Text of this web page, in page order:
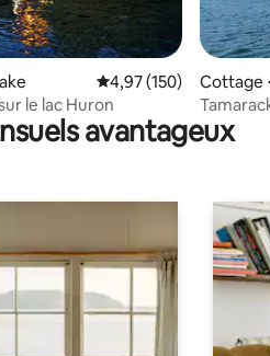
de 4 commentaires : 4,75 sur 5
Évaluation moyenne
4,97 (150)
le lac Huron
Cottage
l'eau
avantageux